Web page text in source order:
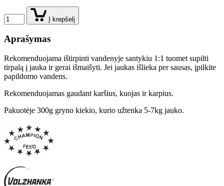
Į krepšelį
Aprašymas
Rekomenduojama ištirpinti vandenyje santykiu 1:1 tuomet supilti
tirpalą į jauka ir gerai išmaišyti. Jei jaukas išlieka per sausas, įpilkite
papildomo vandens.
Rekomenduojamas gaudant karšius, kuojas ir karpius.
Pakuotėje 300g gryno kiekio, kurio užtenka 5-7kg jauko.